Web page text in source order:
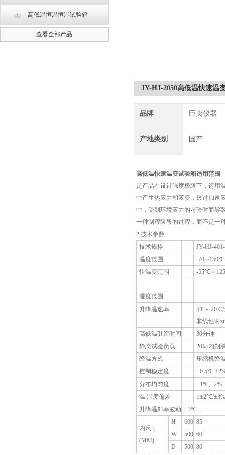
高低温恒温恒湿试验箱
查看全部产品
JY-HJ-2050高低温快速温
品牌 巨夷仪器
产地类别 国产
高低温快速温变试验箱适用范围
是产品在设计强度极限下，运用
中产生热应力和应变，透过加速
中，受到环境应力的考验时而导
一种制程阶段的过程，而不是一
2 技术参数
技术规格
JY-HJ-
温度范围
-70
快温变范围
-55℃～
湿度范围
升降温速率
5℃～20℃/
非线性时
高低温驻留时间
30分钟
静态试验负载
20㎏内朔
降温方式
压缩机降
控制稳定度
分布均匀度
±1℃,±2%.
温.湿度偏差
≤±2℃/
升降温斜率波动 ±3℃.
内尺寸
(MM)
H 600 85
W
500 60
D
500 80